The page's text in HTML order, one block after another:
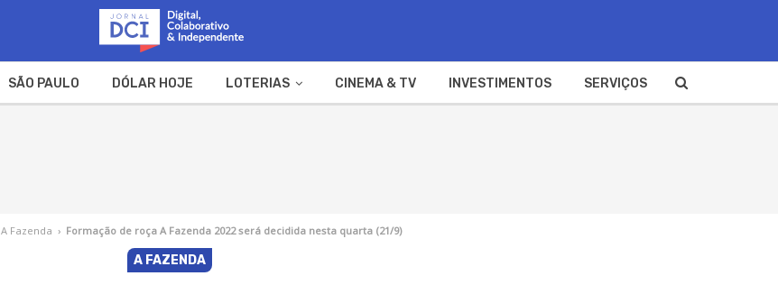
SÃO PAULO DÓLAR HOJE LOTERIAS CINEMA & TV INVESTIMENTOS SERVIÇOS
A Fazenda › Formação de roça A Fazenda 2022 será decidida nesta quarta (21/9)
A FAZENDA